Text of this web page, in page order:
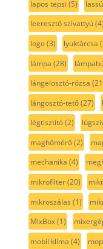
lapos tepsi (5)
leeresztő szivattyú(4)
logo(3) lyuktárcsa
lámpa (28)
lángelosztó-rózsa
lángosztó-tető(27)
légtisztító(2)
maghőmérő(2)
mechanika (4)
mikrofilter(20)
mikroszálas (1)
MixBox(1)
mobil klíma (4) mop